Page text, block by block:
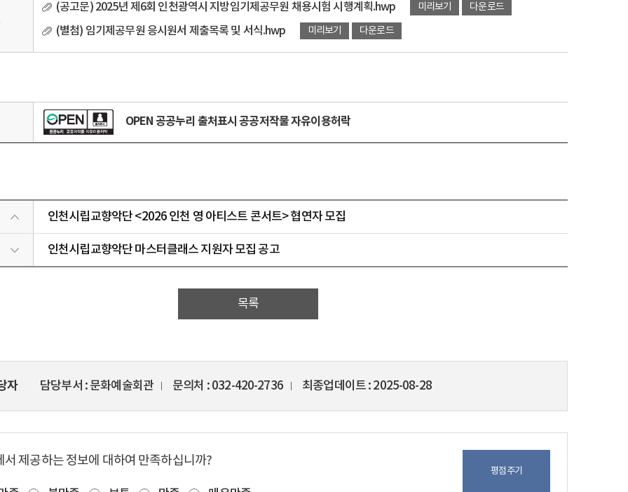
(공고문) 2025년 제6회 인천광역시 지방임기제공무원 채용시험 시행계획.hwp 미리보기 다운로드
(별첨) 임기제공무원 응시원서 제출목록 및 서식.hwp 미리보기 다운로드
OPEN 공공누리 출처표시 공공저작물 자유이용허락
인천시립교향악단 <2026 인천 영 아티스트 콘서트> 협연자 모집
인천시립교향악단 마스터클래스 지원자 모집 공고
목록
자 담당부서 문화예술회관 문의처 032-420-2736 최종업데이트 2025-08-28
서 제공하는 정보에 대하여 만족하십니까?
평점주기